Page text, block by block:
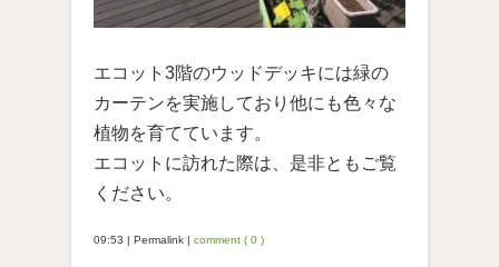
エコット3階のウッドデッキには緑の
カーテンを実施しており他にも色々な
植物を育てています。
エコットに訪れた際は、是非ともご覧
ください。
09:53 | Permalink | comment ( 0 )